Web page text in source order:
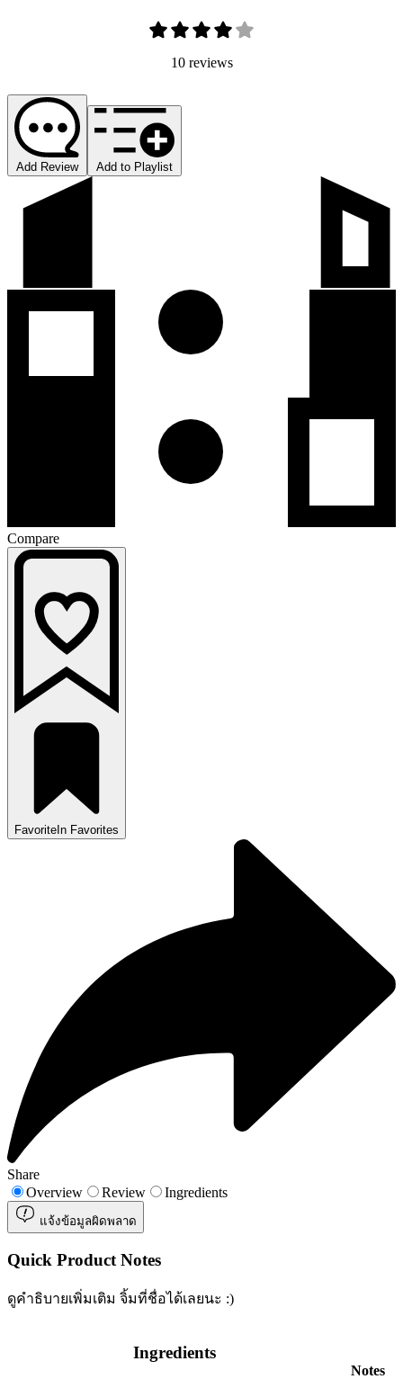
10 reviews
Add Review Add to Playlist
Compare
Favorite In Favorites
Share
Overview
Review Ingredients
แจ้งข้อมูลผิดพลาด
Quick Product Notes
ดูคำธิบายเพิ่มเติม จิ้มที่ชื่อได้เลยนะ :)
Ingredients
Notes